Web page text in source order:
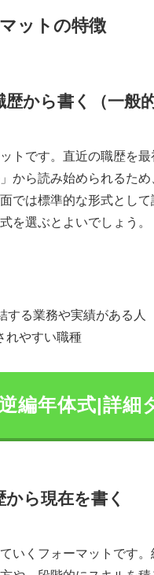
ットの特徴
から書く（一般的
トです。直近の職歴を
から読み始められるた
では標準的な形式とし
を選ぶとよいでしょう。
する業務や実績がある人
れやすい職種
編年体式|詳細
ら現在を書く
いくフォーマットです